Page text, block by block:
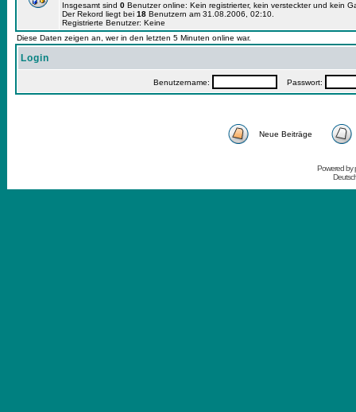
Insgesamt sind 0 Benutzer online: Kein registrierter, kein versteckter und kein
Der Rekord liegt bei 18 Benutzern am 31.08.2006, 02:10.
Registrierte Benutzer: Keine
Diese Daten zeigen an, wer in den letzten 5 Minuten online war.
Login
Benutzername: Passwort:
Neue Beiträge
Powered by